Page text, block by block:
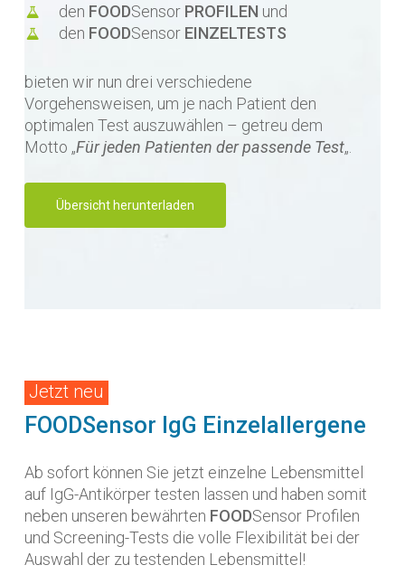
den FOODSensor PROFILEN und
den FOODSensor EINZELTESTS
bieten wir nun drei verschiedene
Vorgehensweisen, um je nach Patient den
optimalen Test auszuwählen – getreu dem
Motto „Für jeden Patienten der passende Test„.
Übersicht herunterladen
Jetzt neu
FOODSensor IgG Einzelallergene
Ab sofort können Sie jetzt einzelne Lebensmittel
auf IgG-Antikörper testen lassen und haben somit
neben unseren bewährten FOODSensor Profilen
und Screening-Tests die volle Flexibilität bei der
Auswahl der zu testenden Lebensmittel!